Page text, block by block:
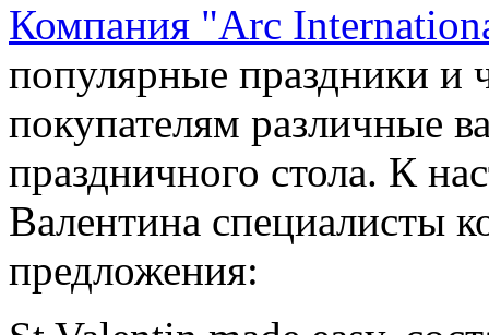
Компания "Arc
популярные праздники и
покупателям различные
праздничного стола. К
Валентина специалисты
предложения: